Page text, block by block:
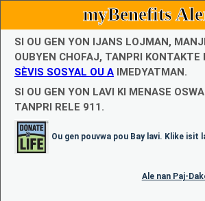
myBenefits
SI OU GEN YON IJANS LOJMAN,
OUBYEN CHOFAJ, TANPRI KONTAKTE
SÈVIS SOSYAL OU A IMEDYATMAN.
SI OU GEN YON LAVI KI MENASE
TANPRI RELE 911.
Ou gen pouvwa pou Bay lavi. Klike isit
Ale nan Paj-